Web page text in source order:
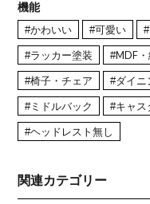
機能
#かわいい #可愛い
#ラッカー塗装 #MDF
#椅子・チェア #ダイニ
#ミドルバック #キャス
#ヘッドレスト無し
関連カテゴリー